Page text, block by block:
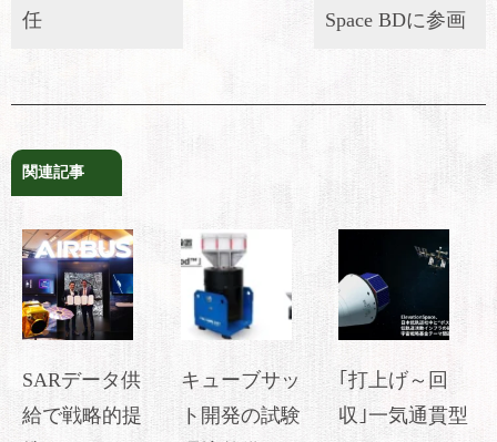
任
Space BDに参画
関連記事
SARデータ供
給で戦略的提
キューブサッ
ト開発の試験
｢打上げ～回
収｣一気通貫型